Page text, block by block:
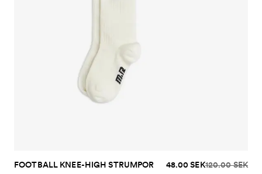
FOOTBALL KNEE-HIGH STRUMPOR 48.00 SEK120.00 SEK